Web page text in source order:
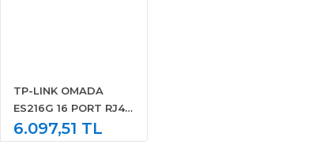
TP-LINK OMADA
ES216G 16 PORT RJ45
GIGABIT KOLAY
YONETILEBILIR
6.097,51 TL